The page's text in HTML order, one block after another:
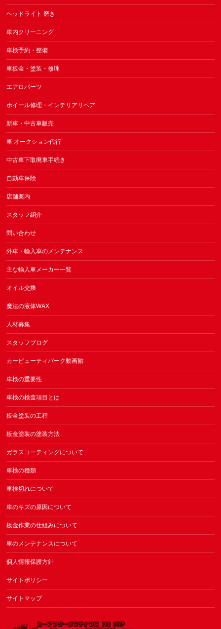
ヘッドライト 磨き
車内クリーニング
車検予約・整備
車板金・塗装・修理
エアロパーツ
ホイール修理・インテリアリペア
新車・中古車販売
車 オークション代行
中古車下取廃車手続き
自動車保険
店舗案内
スタッフ紹介
問い合わせ
外車・輸入車のメンテナンス
主な輸入車メーカー一覧
オイル交換
魔法の液体WAX
人材募集
スタッフブログ
カービューティパーク動画館
車検の重要性
車検の検査項目とは
板金塗装の工程
板金塗装の塗装方法
ガラスコーティングについて
車検の種類
車検切れについて
車のキズの原因について
板金作業の仕組みについて
車のメンテナンスについて
個人情報保護方針
サイトポリシー
サイトマップ